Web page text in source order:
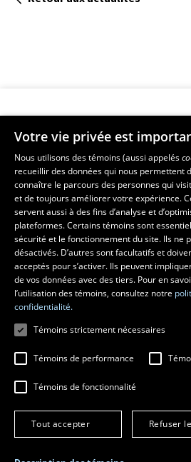
Faculté de musique
Pavillon Louis-Jacques-Casault
1055, avenue du Séminaire
, Québec
Téléphone: 418 656-7061
Suivez-nous sur Facebook
Suivez-nous sur YouTube
Conditions générales
Fraude en ligne
Votre vie privée est
Nous utilisons des témoins (aussi appelés
recueillir des données qui nous permettent
connaître le parcours des personnes qui
et de toujours améliorer votre expérience.
servent aussi à des fins d’analyse et
plateformes. Certains témoins sont
sécurité et le fonctionnement du site. Ils ne
désactivés. D’autres sont facultatifs et
acceptés pour s’activer. Ils peuvent
de vos données avec des tiers. Pour en
l’utilisation des témoins, consultez notre
confidentialité.
Témoins strictement nécessaires
Témoins de performance
Témoins de fonctionnalité
Tout accepter Refuser